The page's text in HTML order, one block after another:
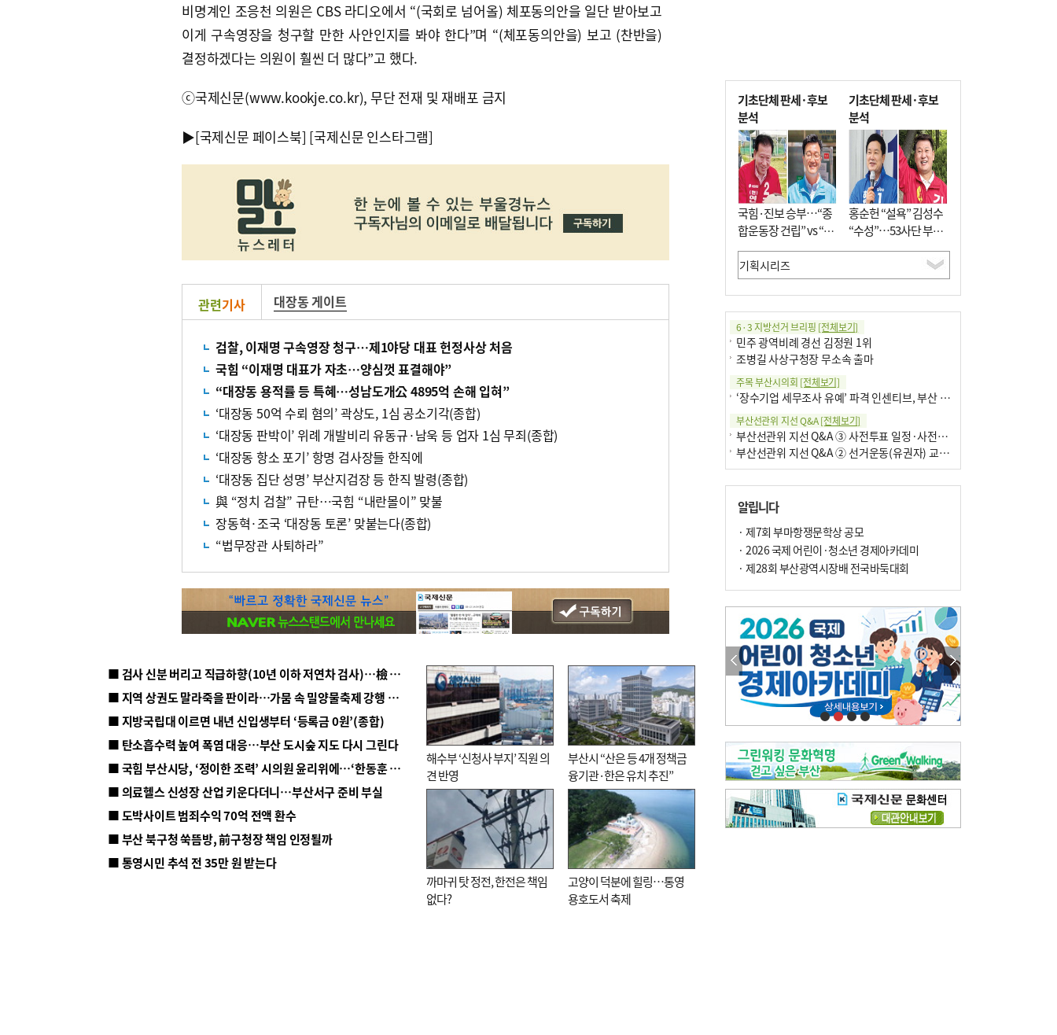
비명계인 조응천 의원은 CBS 라디오에서 “(국회로 넘어올) 체포동의안을 일단 받아보고
이게 구속영장을 청구할 만한 사안인지를 봐야 한다”며 “(체포동의안을) 보고 (찬반을)
결정하겠다는 의원이 훨씬 더 많다”고 했다.
ⓒ국제신문(www.kookje.co.kr), 무단 전재 및 재배포 금지
▶[국제신문 페이스북] [국제신문 인스타그램]
관련기사 대장동 게이트
검찰, 이재명 구속영장 청구…제1야당 대표 헌정사상 처음
국힘 “이재명 대표가 자초…양심껏 표결해야”
“대장동 용적률 등 특혜…성남도개公 4895억 손해 입혀”
‘대장동 50억 수뢰 혐의’ 곽상도, 1심 공소기각(종합)
‘대장동 판박이’ 위례 개발비리 유동규·남욱 등 업자 1심 무죄(종합)
‘대장동 항소 포기’ 항명 검사장들 한직에
‘대장동 집단 성명’ 부산지검장 등 한직 발령(종합)
與 “정치 검찰” 규탄…국힘 “내란몰이” 맞불
장동혁·조국 ‘대장동 토론’ 맞붙는다(종합)
“법무장관 사퇴하라”
■ 검사 신분 버리고 직급하향(10년 이하 저연차 검사)…檢 중수청행 기피
■ 지역 상권도 말라죽을 판이라…가뭄 속 밀양물축제 강행 논란
■ 지방국립대 이르면 내년 신입생부터 ‘등록금 0원’(종합)
■ 탄소흡수력 높여 폭염 대응…부산 도시숲 지도 다시 그린다
■ 국힘 부산시당, ‘정이한 조력’ 시의원 윤리위에…‘한동훈 지지’도 신고접수
■ 의료헬스 신성장 산업 키운다더니…부산서구 준비 부실
■ 도박사이트 범죄수익 70억 전액 환수
■ 부산 북구청 쑥뜸방, 前구청장 책임 인정될까
■ 통영시민 추석 전 35만 원 받는다
해수부 ‘신청사 부지’ 직원 의
견 반영
부산시 “산은 등 4개 정책금
융기관·한은 유치 추진”
까마귀 탓 정전, 한전은 책임
없다?
고양이 덕분에 힐링…통영
용호도서 축제
기초단체 판세·후보
분석
국힘·진보 승부…“종
합운동장 건립” vs “출
근 공공버스 도입”
기초단체 판세·후보
분석
홍순헌 “설욕” 김성수
“수성”…53사단 부지
개발엔 한 목소리
6·3 지방선거 브리핑 [전체보기]
민주 광역비례 경선 김정원 1위
조병길 사상구청장 무소속 출마
주목 부산시의회 [전체보기]
‘장수기업 세무조사 유예’ 파격 인센티브, 부산 유출 막을까
부산선관위 지선 Q&A[전체보기]
부산선관위 지선 Q&A ③ 사전투표 일정·사전투표함 보관
부산선관위 지선 Q&A ② 선거운동(유권자) 교육감투표용지
알립니다
· 제7회 부마항쟁문학상 공모
· 2026 국제 어린이·청소년 경제아카데미
· 제28회 부산광역시장배 전국바둑대회